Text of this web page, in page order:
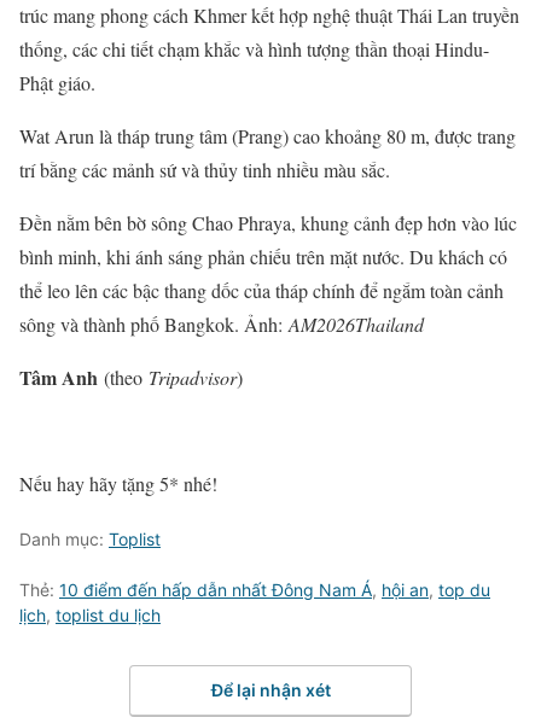
trúc mang phong cách Khmer kết hợp nghệ thuật Thái Lan truyền
thống, các chi tiết chạm khắc và hình tượng thần thoại Hindu-
Phật giáo.
Wat Arun là tháp trung tâm (Prang) cao khoảng 80 m, được trang
trí bằng các mảnh sứ và thủy tinh nhiều màu sắc.
Đền nằm bên bờ sông Chao Phraya, khung cảnh đẹp hơn vào lúc
bình minh, khi ánh sáng phản chiếu trên mặt nước. Du khách có
thể leo lên các bậc thang dốc của tháp chính để ngắm toàn cảnh
sông và thành phố Bangkok. Ảnh: AM2026Thailand
Tâm Anh (theo Tripadvisor)
Nếu hay hãy tặng 5* nhé!
Danh mục: Toplist
Thẻ: 10 điểm đến hấp dẫn nhất Đông Nam Á, hội an, top du
lịch, toplist du lịch
Để lại nhận xét